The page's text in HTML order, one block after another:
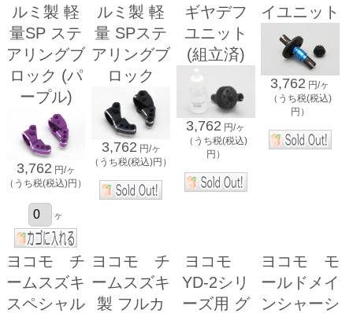
ルミ製 軽
量SP ステ
アリングブ
ロック (パ
ープル)
3,762 円/ヶ
（うち税(税込)円）
ヶ
ルミ製 軽
量 SPステ
アリングブ
ロック
3,762 円/ヶ
（うち税(税込)円）
ギヤデフ
ユニット
(組立済)
3,762 円/ヶ
（うち税(税込)
円）
イユニット
3,762 円/ヶ
（うち税(税込)
円）
ヨコモ チ
ームスズキ
スペシャル
ヨコモ チ
ームスズキ
製 フルカ
ヨコモ
YD-2シリ
ーズ用 グ
ヨコモ モ
ールドメイ
ンシャーシ